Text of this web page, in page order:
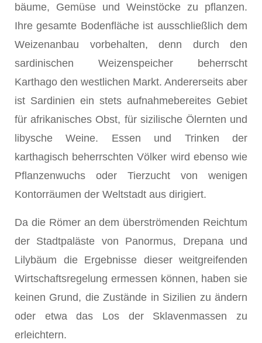
bäume, Gemüse und Weinstöcke zu pflanzen.
Ihre gesamte Bodenfläche ist ausschließlich dem
Weizenanbau vorbehalten, denn durch den
sardinischen Weizenspeicher beherrscht
Karthago den westlichen Markt. Andererseits aber
ist Sardinien ein stets aufnahmebereites Gebiet
für afrikanisches Obst, für sizilische Ölernten und
libysche Weine. Essen und Trinken der
karthagisch beherrschten Völker wird ebenso wie
Pflanzenwuchs oder Tierzucht von wenigen
Kontorräumen der Weltstadt aus dirigiert.
Da die Römer an dem überströmenden Reichtum
der Stadtpaläste von Panormus, Drepana und
Lilybäum die Ergebnisse dieser weitgreifenden
Wirtschaftsregelung ermessen können, haben sie
keinen Grund, die Zustände in Sizilien zu ändern
oder etwa das Los der Sklavenmassen zu
erleichtern.